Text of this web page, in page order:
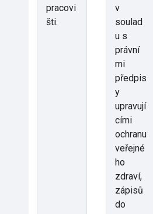
pracovi
šti.
v
soulad
u s
právní
mi
předpis
y
upravují
cími
ochranu
veřejné
ho
zdraví,
zápisů
do